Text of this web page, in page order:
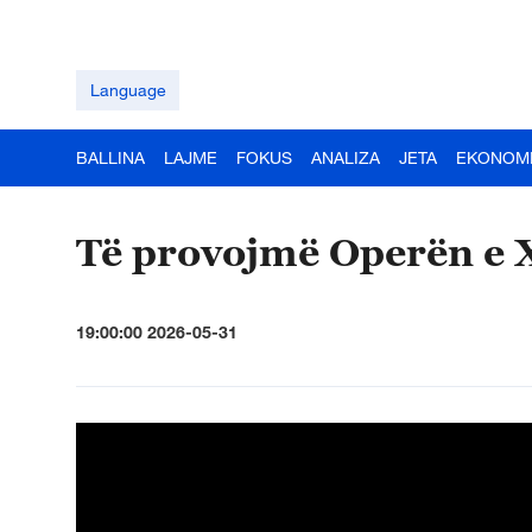
Language
BALLINA LAJME FOKUS ANALIZA JETA
Të provojmë Operën e
19:00:00 2026-05-31